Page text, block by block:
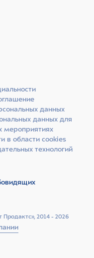
2014 - 2026
данных
данных для
мероприятиях
в области cookies
технологий